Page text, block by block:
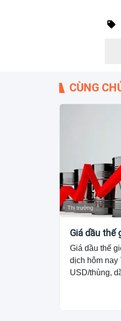
CÙNG
Thị trường
Giá dầu thế
Giá dầu thế
dịch hôm nay
USD/thùng,